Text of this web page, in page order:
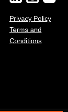
Privacy Policy
Terms and
Conditions